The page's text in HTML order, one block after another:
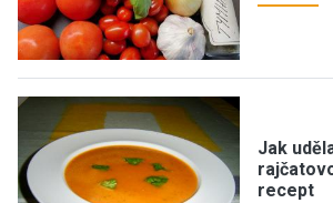
Jak
recept